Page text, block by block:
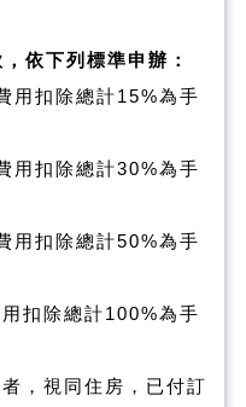
依下列標準申辦：
用扣除總計15%為手
用扣除總計30%為手
用扣除總計50%為手
扣除總計100%為手
，視同住房，已付訂